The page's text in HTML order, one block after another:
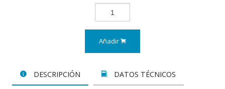
Añadir
DESCRIPCIÓN DATOS TÉCNICOS